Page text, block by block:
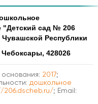
"Детский сад № 206
Республики
428026
основания: 2017;
дошкольное
; Email: